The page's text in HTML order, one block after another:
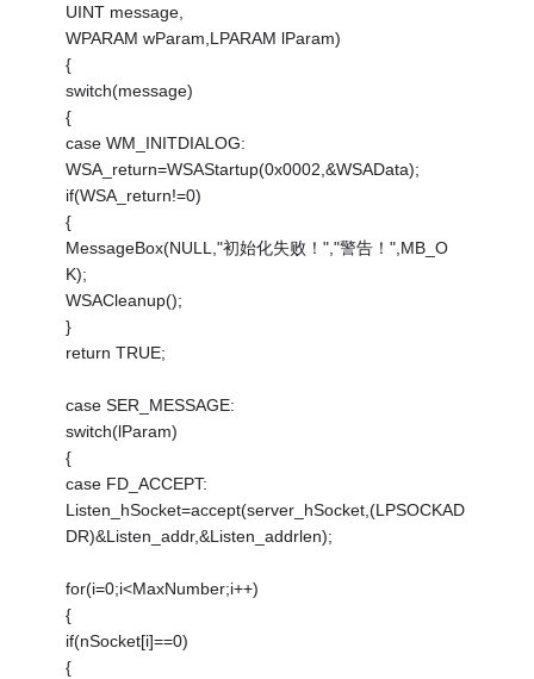
UINT message,
WPARAM wParam,LPARAM lParam)
{
switch(message)
{
case WM_INITDIALOG:
WSA_return=WSAStartup(0x0002,&WSAData);
if(WSA_return!=0)
{
MessageBox(NULL,"初始化失败！","警告！",MB_O
K);
WSACleanup();
}
return TRUE;
case SER_MESSAGE:
switch(lParam)
{
case FD_ACCEPT:
Listen_hSocket=accept(server_hSocket,(LPSOCKAD
DR)&Listen_addr,&Listen_addrlen);
for(i=0;i<MaxNumber;i++)
{
if(nSocket[i]==0)
{